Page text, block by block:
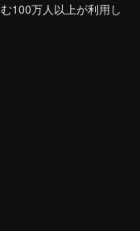
100万人以上が利用し